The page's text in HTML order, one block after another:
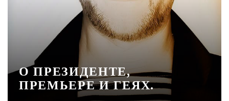
ЧЕЛОВЕК ОСОБЕННЫЙ
КУЛЬТ ЕДЫ
ЖУРНАЛ
О ПРЕЗИДЕНТЕ,
ПРЕМЬЕРЕ И ГЕЯХ.